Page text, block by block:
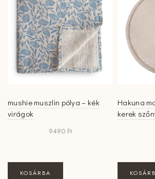
mushie muszlin pólya – kék
virágok
9490 Ft
KOSÁRBA
Hakuna
kerek